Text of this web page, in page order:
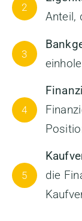
2
Anteil,
3
4
5
die